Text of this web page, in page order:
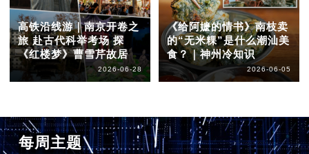
高铁沿线游｜南京开卷之
旅 赴古代科举考场 探
《红楼梦》曹雪芹故居
2026-06-28
《给阿嬷的情书》南枝卖
的“无米粿”是什么潮汕美
食？｜神州冷知识
2026-06-05
每周主题